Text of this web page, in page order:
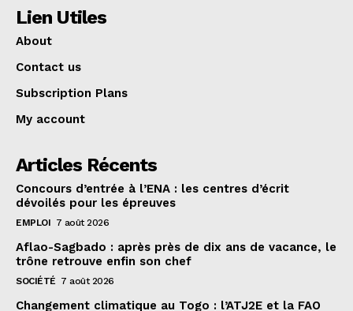
Lien Utiles
About
Contact us
Subscription Plans
My account
Articles Récents
Concours d’entrée à l’ENA : les centres d’écrit
dévoilés pour les épreuves
EMPLOI 7 août 2026
Aflao-Sagbado : après près de dix ans de vacance, le
trône retrouve enfin son chef
SOCIÉTÉ 7 août 2026
Changement climatique au Togo : l’ATJ2E et la FAO